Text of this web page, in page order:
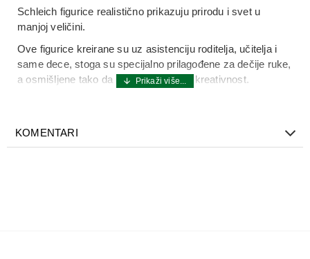
Schleich figurice realistično prikazuju prirodu i svet u
manjoj veličini.
Ove figurice kreirane su uz asistenciju roditelja, učitelja i
same dece, stoga su specijalno prilagođene za dečije ruke,
a osmišljene tako da podstiču maštu i kreativnost.
etiketu Schleich.
KOMENTARI